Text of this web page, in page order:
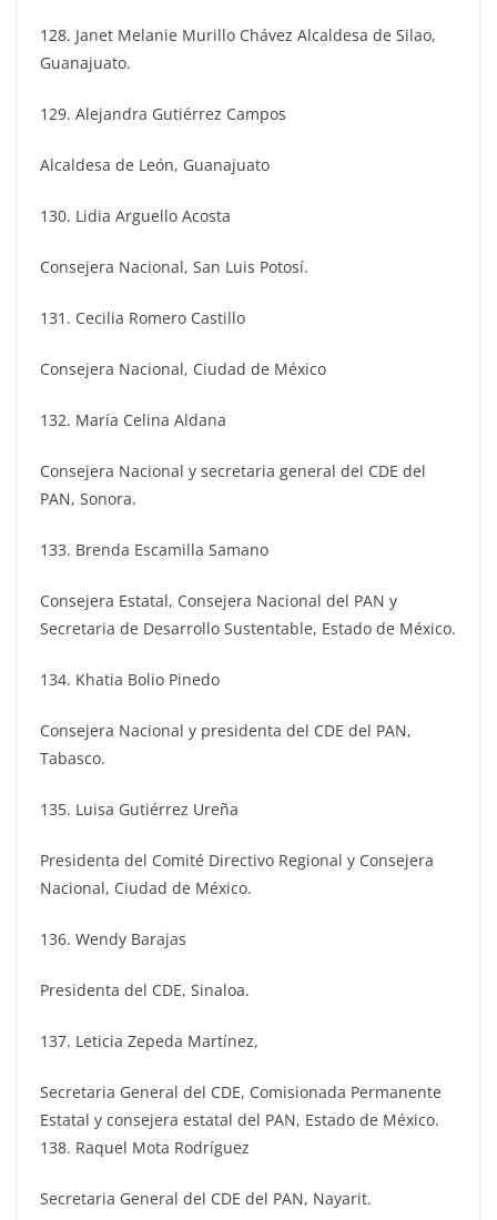
128. Janet Melanie Murillo Chávez Alcaldesa de Silao,
Guanajuato.
129. Alejandra Gutiérrez Campos
Alcaldesa de León, Guanajuato
130. Lidia Arguello Acosta
Consejera Nacional, San Luis Potosí.
131. Cecilia Romero Castillo
Consejera Nacional, Ciudad de México
132. María Celina Aldana
Consejera Nacional y secretaria general del CDE del
PAN, Sonora.
133. Brenda Escamilla Samano
Consejera Estatal, Consejera Nacional del PAN y
Secretaria de Desarrollo Sustentable, Estado de México.
134. Khatia Bolio Pinedo
Consejera Nacional y presidenta del CDE del PAN,
Tabasco.
135. Luisa Gutiérrez Ureña
Presidenta del Comité Directivo Regional y Consejera
Nacional, Ciudad de México.
136. Wendy Barajas
Presidenta del CDE, Sinaloa.
137. Leticia Zepeda Martínez,
Secretaria General del CDE, Comisionada Permanente
Estatal y consejera estatal del PAN, Estado de México.
138. Raquel Mota Rodríguez
Secretaria General del CDE del PAN, Nayarit.